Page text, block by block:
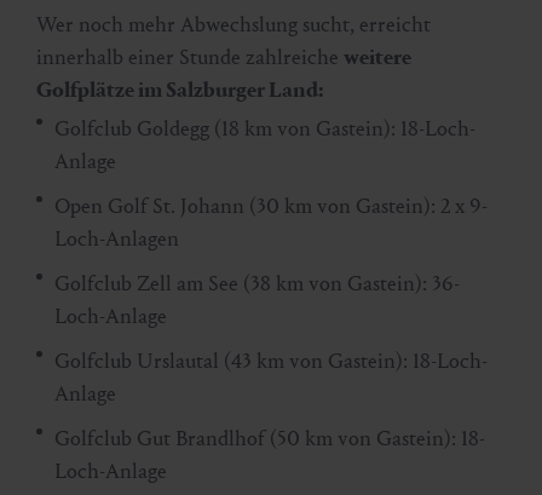
Wer noch mehr Abwechslung sucht, erreicht
innerhalb einer Stunde zahlreiche weitere
Golfplätze im Salzburger Land:
Golfclub Goldegg (18 km von Gastein): 18-Loch-
Anlage
Open Golf St. Johann (30 km von Gastein): 2 x 9-
Loch-Anlagen
Golfclub Zell am See (38 km von Gastein): 36-
Loch-Anlage
Golfclub Urslautal (43 km von Gastein): 18-Loch-
Anlage
Golfclub Gut Brandlhof (50 km von Gastein): 18-
Loch-Anlage